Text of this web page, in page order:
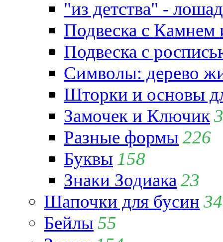
"из детства" -
Подвеска с
Подвеска с
Символы: дерево
Шторки и основы
Замочек и Ключик
Разные формы 226
Буквы 158
Знаки Зодиака 23
Шапочки для бусин 34
Бейлы 55